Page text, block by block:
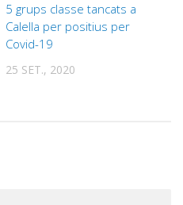
5 grups classe tancats a
Calella per positius per
Covid-19
25 SET., 2020